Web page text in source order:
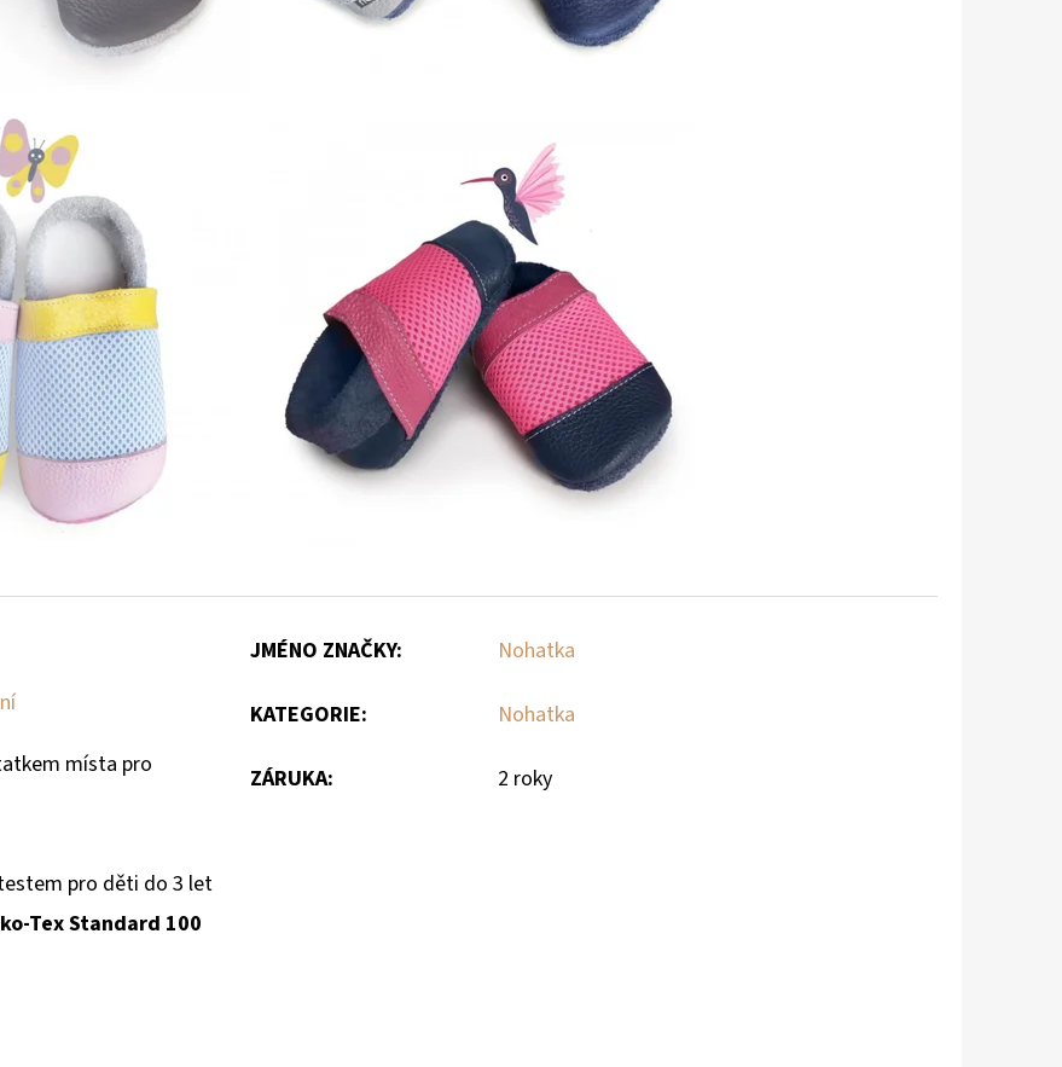
místa pro
pro děti do 3 let
Tex Standard 100
JMÉNO ZNAČKY: Nohatka
KATEGORIE: Nohatka
ZÁRUKA: 2 roky